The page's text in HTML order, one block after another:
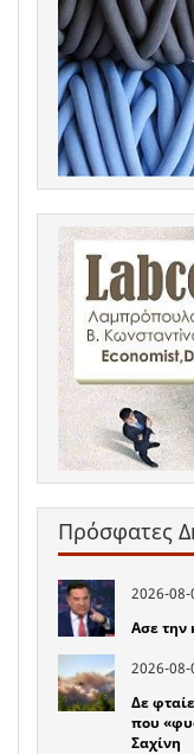
Πρόσφατες
2026-08-
Ασε την
2026-08-
Δε
που
Σαχίνη